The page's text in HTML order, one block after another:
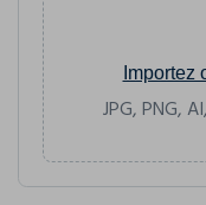
Importez
JPG, PNG,